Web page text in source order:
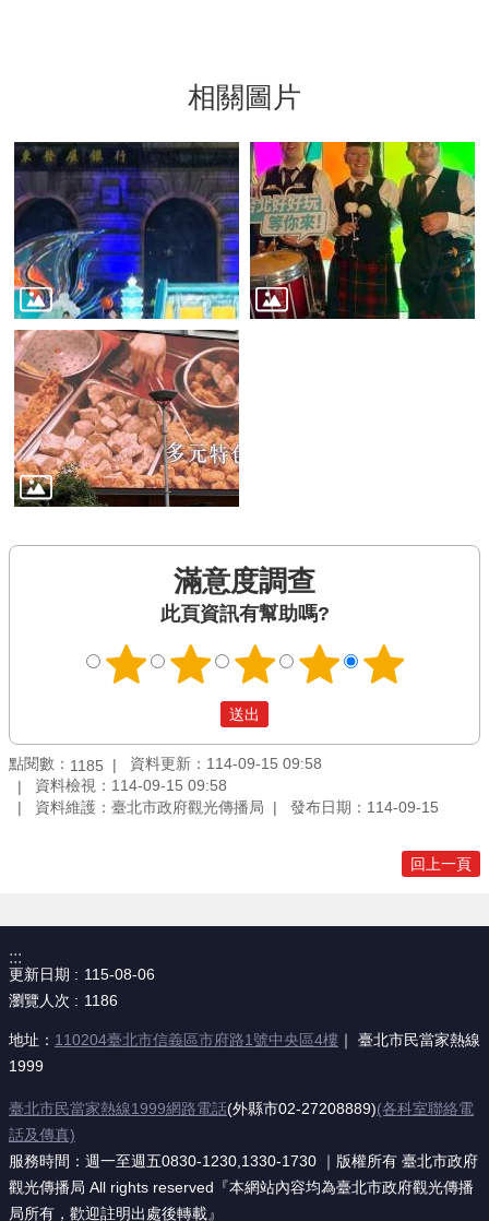
相關圖片
滿意度調查
此頁資訊有幫助嗎?
點閱數： 1185
資料更新：114-09-15 09:58
資料檢視：114-09-15 09:58
資料維護：臺北市政府觀光傳播局
發布日期：114-09-15
回上一頁
:::
更新日期
115-08-06
瀏覽人次
1186
地址： 110204臺北市信義區市府路1號中央區4樓 ｜ 臺北市民當家熱線
1999
臺北市民當家熱線1999網路電話(外縣市02-27208889)(各科室聯絡電
話及傳真)
服務時間：週一至週五0830-1230,1330-1730 ｜版權所有 臺北市政府
觀光傳播局 All rights reserved『本網站內容均為臺北市政府觀光傳播
局所有，歡迎註明出處後轉載』